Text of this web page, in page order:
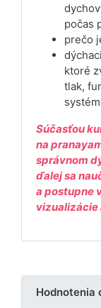
počas
prečo
ktoré
tlak,
Súčasťou
na
správnom
ďalej sa
a postupne
vizualizácie
Hodnotenia